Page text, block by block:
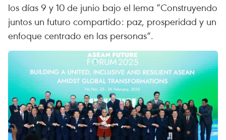
los días 9 y 10 de junio bajo el lema “Construyendo
juntos un futuro compartido: paz, prosperidad y un
enfoque centrado en las personas”.